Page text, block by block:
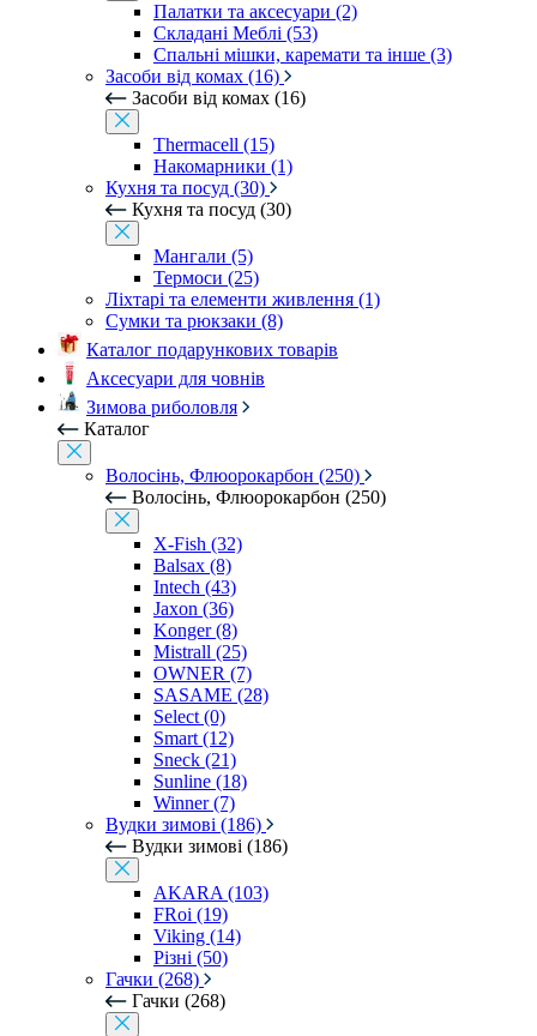
Палатки та аксесуари (2)
Складані Меблі (53)
Спальні мішки, каремати та інше (3)
Засоби від комах (16)
Засоби від комах (16)
Thermacell (15)
Накомарники (1)
Кухня та посуд (30)
Кухня та посуд (30)
Мангали (5)
Термоси (25)
Ліхтарі та елементи живлення (1)
Сумки та рюкзаки (8)
Каталог подарункових товарів
Аксесуари для човнів
Зимова риболовля
Каталог
Волосінь, Флюорокарбон (250)
Волосінь, Флюорокарбон (250)
X-Fish (32)
Balsax (8)
Intech (43)
Jaxon (36)
Konger (8)
Mistrall (25)
OWNER (7)
SASAME (28)
Select (0)
Smart (12)
Sneck (21)
Sunline (18)
Winner (7)
Вудки зимові (186)
Вудки зимові (186)
AKARA (103)
FRoi (19)
Viking (14)
Різні (50)
Гачки (268)
Гачки (268)